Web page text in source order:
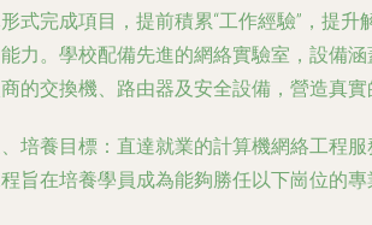
式完成項目，提前積累“工作經驗”，提升
力。學校配備先進的網絡實驗室，設備
的交換機、路由器及安全設備，營造真實
培養目標：直達就業的計算機網絡工程服
旨在培養學員成為能夠勝任以下崗位的專